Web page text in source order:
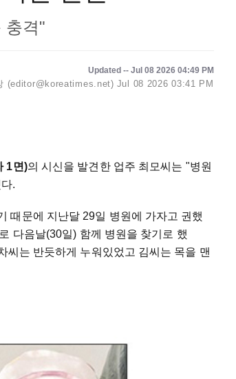
충격"
Updated -- Jul 08 2026 04:49 PM
(editor@koreatimes.net) Jul 08 2026 03:41 PM
1면)의 시신을 발견한 업주 최모씨는 "병원
.
때문에 지난달 29일 병원에 가자고 권했
다음날(30일) 함께 병원을 찾기로 했
씨는 반듯하게 누워있었고 김씨는 목을 맨